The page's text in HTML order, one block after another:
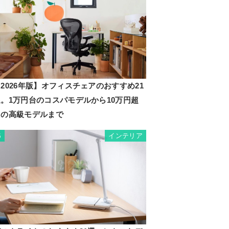
年版】オフィスチェアのおすすめ21
1万円台のコスパモデルから10万円超
高級モデルまで
インテリア